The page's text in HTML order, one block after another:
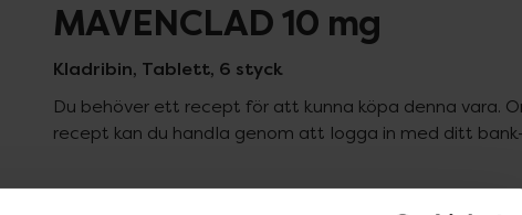
MAVENCLAD 10 mg
Kladribin, Tablett, 6 styck
Du behöver ett recept för att kunna köpa denna vara.
recept kan du handla genom att logga in med ditt
Pris med recept